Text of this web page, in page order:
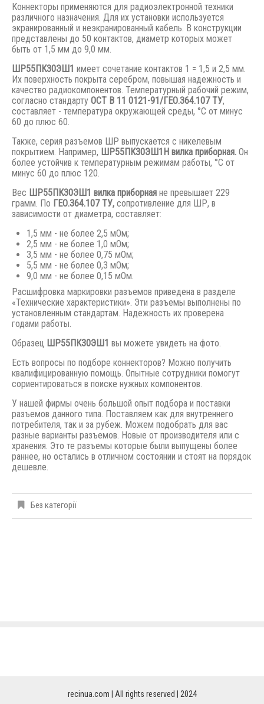
Коннекторы применяются для радиоэлектронной техники
различного назначения. Для их установки используется
экранированный и неэкранированный кабель. В конструкции
представлены до 50 контактов, диаметр которых может
быть от 1,5 мм до 9,0 мм.
ШР55ПК30ЭШ1 имеет сочетание контактов 1 = 1,5 и 2,5 мм.
Их поверхность покрыта серебром, повышая надежность и
качество радиокомпонентов. Температурный рабочий режим,
согласно стандарту ОСТ В 11 0121-91/ГЕО.364.107 ТУ,
составляет - температура окружающей среды, °С от минус
60 до плюс 60.
Также, серия разъемов ШР выпускается с никелевым
покрытием. Например, ШР55ПК30ЭШ1Н вилка приборная. Он
более устойчив к температурным режимам работы, °С от
минус 60 до плюс 120.
Вес ШР55ПК30ЭШ1 вилка приборная не превышает 229
грамм. По ГЕО.364.107 ТУ, сопротивление для ШР, в
зависимости от диаметра, составляет:
1,5 мм - не более 2,5 мОм;
2,5 мм - не более 1,0 мОм;
3,5 мм - не более 0,75 мОм;
5,5 мм - не более 0,3 мОм;
9,0 мм - не более 0,15 мОм.
Расшифровка маркировки разъемов приведена в разделе
«Технические характеристики». Эти разъемы выполнены по
установленным стандартам. Надежность их проверена
годами работы.
Образец ШР55ПК30ЭШ1 вы можете увидеть на фото.
Есть вопросы по подборе коннекторов? Можно получить
квалифицированную помощь. Опытные сотрудники помогут
сориентироваться в поиске нужных компонентов.
У нашей фирмы очень большой опыт подбора и поставки
разъемов данного типа. Поставляем как для внутреннего
потребителя, так и за рубеж. Можем подобрать для вас
разные варианты разъемов. Новые от производителя или с
хранения. Это те разъемы которые были выпущены более
раннее, но остались в отличном состоянии и стоят на порядок
дешевле.
Без категорії
recinua.com | All rights reserved | 2024